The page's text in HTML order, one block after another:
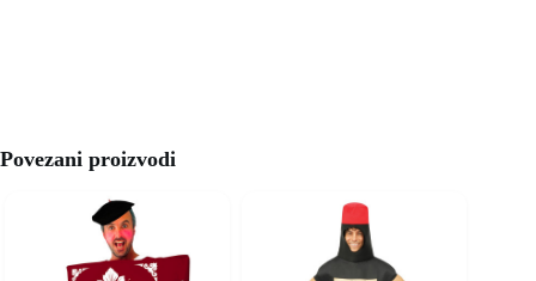
Povezani proizvodi